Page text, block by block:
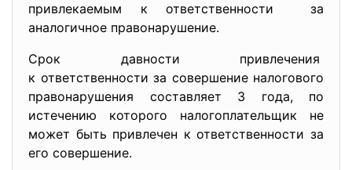
привлекаемым к ответственности за
аналогичное правонарушение.
Срок давности привлечения
к ответственности за совершение налогового
правонарушения составляет 3 года, по
истечению которого налогоплательщик не
может быть привлечен к ответственности за
его совершение.